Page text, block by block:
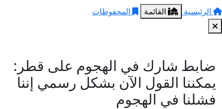
الرئيسية
القائمة المحفوظات
ضابط شارك في الهجوم على قطر:
يمكننا القول الآن بشكل رسمي إننا
فشلنا في الهجوم